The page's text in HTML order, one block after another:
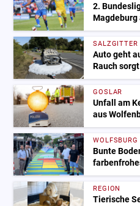
2.
Magdeburg
SALZGITTER
Auto geht
Rauch
GOSLAR
Unfall am
aus
WOLFSBURG
Bunte
REGION
Tierische